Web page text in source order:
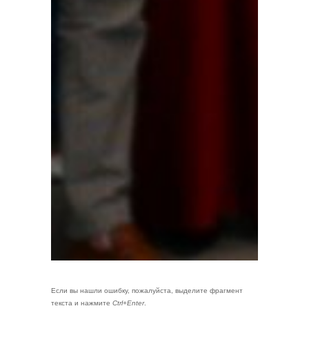
Если вы нашли ошибку, пожалуйста, выделите фрагмент
текста и нажмите Ctrl+Enter.